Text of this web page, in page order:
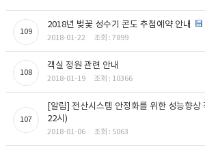
109
2018년 벚꽃 성수기 콘도 추첨예약 안내
2018-01-22 조회 : 7899
108
객실 정원 관련 안내
2018-01-19 조회 : 10366
107
[알림] 전산시스템 안정화를 위한 성능향상
22시)
2018-01-06 조회 : 5063